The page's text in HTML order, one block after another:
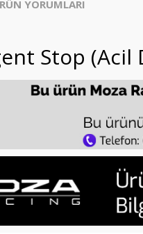
YORUMLARI
Stop